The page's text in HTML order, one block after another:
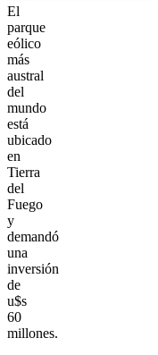
El
parque
eólico
más
austral
del
mundo
está
ubicado
en
Tierra
del
Fuego
y
demandó
una
inversión
de
u$s
60
millones.